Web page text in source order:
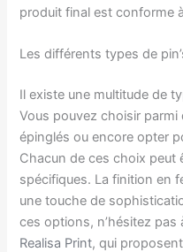
produit final est conforme
Les différents types de
Il existe une multitude de
Vous pouvez choisir parmi
épinglés ou encore opter
Chacun de ces choix peut
spécifiques. La finition en
une touche de
ces options, n’hésitez
Realisa Print, qui